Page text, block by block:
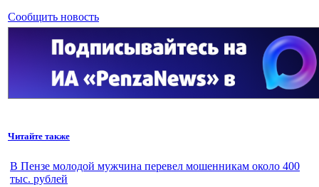
Сообщить новость
Читайте также
В Пензе молодой мужчина перевел мошенникам около 400
тыс. рублей